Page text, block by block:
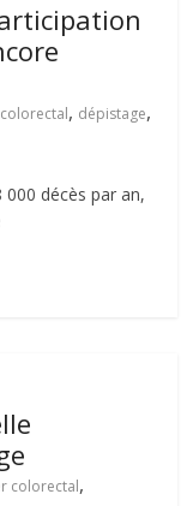
, dépistage,
décès par an,
colorectal,